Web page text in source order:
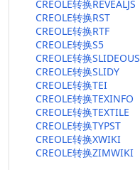
CREOLE转换REVEALJS
CREOLE转换RST
CREOLE转换RTF
CREOLE转换S5
CREOLE转换SLIDEOUS
CREOLE转换SLIDY
CREOLE转换TEI
CREOLE转换TEXINFO
CREOLE转换TEXTILE
CREOLE转换TYPST
CREOLE转换XWIKI
CREOLE转换ZIMWIKI